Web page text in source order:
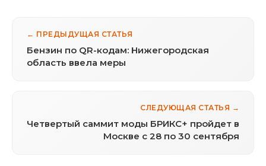
← ПРЕДЫДУЩАЯ СТАТЬЯ
Бензин по QR-кодам: Нижегородская
область ввела меры
СЛЕДУЮЩАЯ СТАТЬЯ →
Четвертый cаммит моды БРИКС+ пройдет в
Москве с 28 по 30 сентября